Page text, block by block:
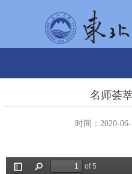
名师荟
时间：2020-06-